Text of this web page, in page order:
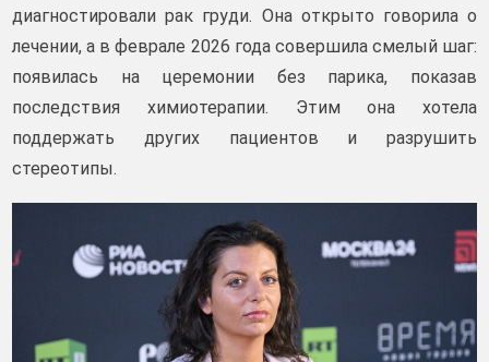
диагностировали рак груди. Она открыто говорила о
лечении, а в феврале 2026 года совершила смелый шаг:
появилась на церемонии без парика, показав
последствия химиотерапии. Этим она хотела
поддержать других пациентов и разрушить
стереотипы.